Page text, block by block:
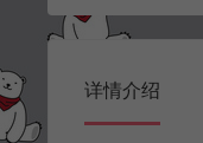
详情介绍